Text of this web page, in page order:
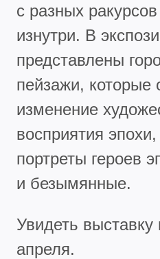
с разных
изнутри. В
представлены
пейзажи, которые
изменение
восприятия
портреты героев
и безымянные.
Увидеть
апреля.